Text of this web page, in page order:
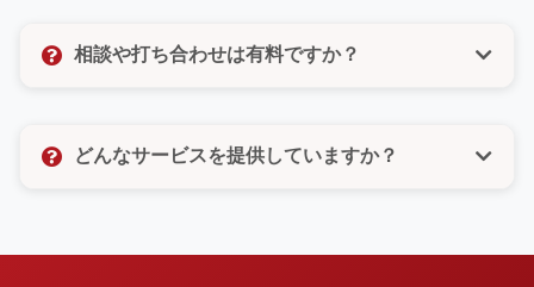
なども一切いたしませんので、ご安心ください。お客
相談や打ち合わせは有料ですか？
望をしっかりとお聞きし、最適なご提案をさせていた
どんなサービスを提供していますか？